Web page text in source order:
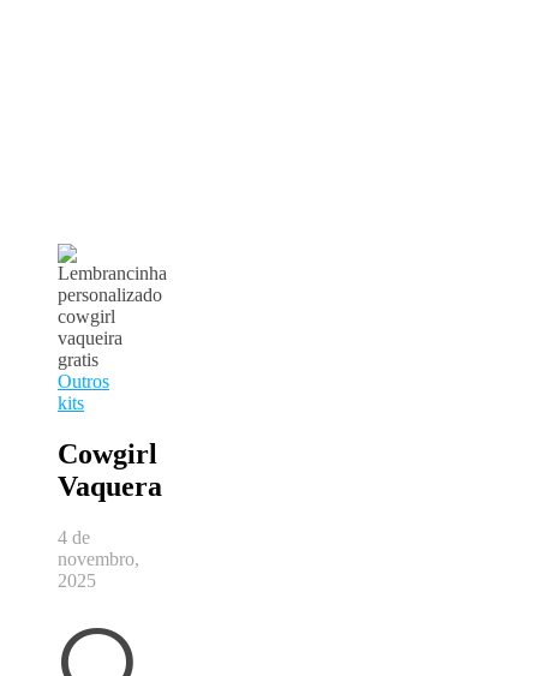
Outros
kits
Cowgirl
Vaquera
4 de
novembro,
2025